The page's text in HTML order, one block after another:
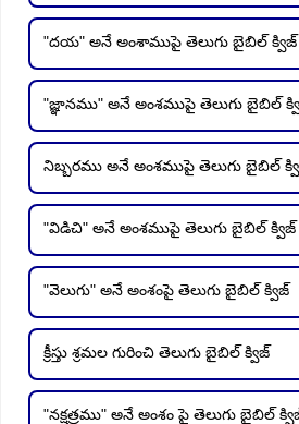
"దయ" అనే అంశాముపై తెలుగు బైబిల్ క్విజ్
"జ్ఞానము" అనే అంశముపై తెలుగు బైబిల్
నిబ్బరము అనే అంశముపై తెలుగు బైబిల్
"విడిచి" అనే అంశముపై తెలుగు బైబిల్ క్విజ్
"వెలుగు" అనే అంశంపై తెలుగు బైబిల్ క్విజ్
క్రీస్తు శ్రమల గురించి తెలుగు బైబిల్ క్విజ్
"నక్షత్రము" అనే అంశం పై తెలుగు బైబిల్